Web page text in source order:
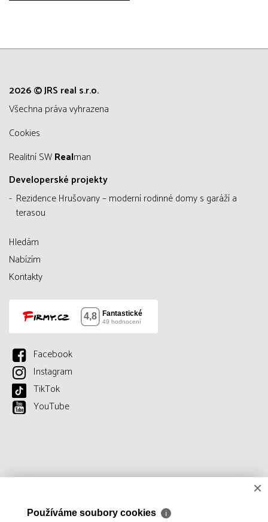
2026 © JRS real s.r.o.
všechna práva vyhrazena
Cookies
Realitní SWRealman
Developerské projekty
Rezidence Hrušovany – moderní rodinné domy s garáží a
terasou
Hledám
Nabízím
Kontakty
Facebook
Instagram
TikTok
YouTube
×
Používáme soubory cookies ℹ